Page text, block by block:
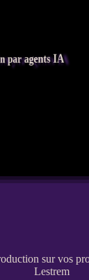
par agents IA
sur vos
Lestrem